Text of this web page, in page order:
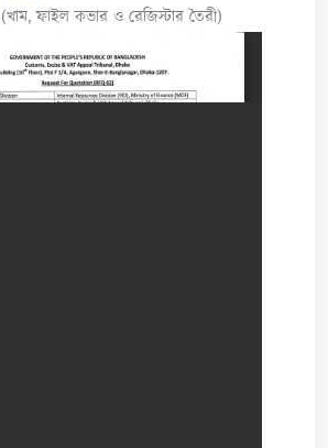
(খাম, ফাইল কভার ও রেজিস্টার তৈরী)